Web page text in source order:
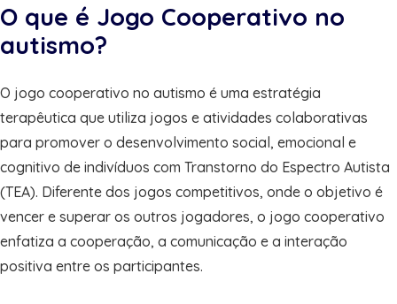
O que é Jogo Cooperativo no
autismo?
O jogo cooperativo no autismo é uma estratégia
terapêutica que utiliza jogos e atividades colaborativas
para promover o desenvolvimento social, emocional e
cognitivo de indivíduos com Transtorno do Espectro Autista
(TEA). Diferente dos jogos competitivos, onde o objetivo é
vencer e superar os outros jogadores, o jogo cooperativo
enfatiza a cooperação, a comunicação e a interação
positiva entre os participantes.